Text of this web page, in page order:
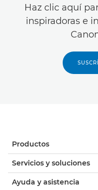
Haz clic aquí
inspiradoras e
Productos
Servicios y soluciones
Ayuda y asistencia